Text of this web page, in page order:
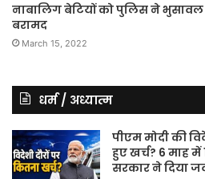
नाबालिग बेटियों को पुलिस ने
बरामद
March 15, 2022
धर्म / अध्यात्म
पीएम मोदी की
हुए खर्च? 6 माह में
सरकार ने दिया